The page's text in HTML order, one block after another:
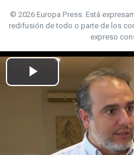
© 2026 Europa Press.Está
redifusión de todo o parte de los
expreso